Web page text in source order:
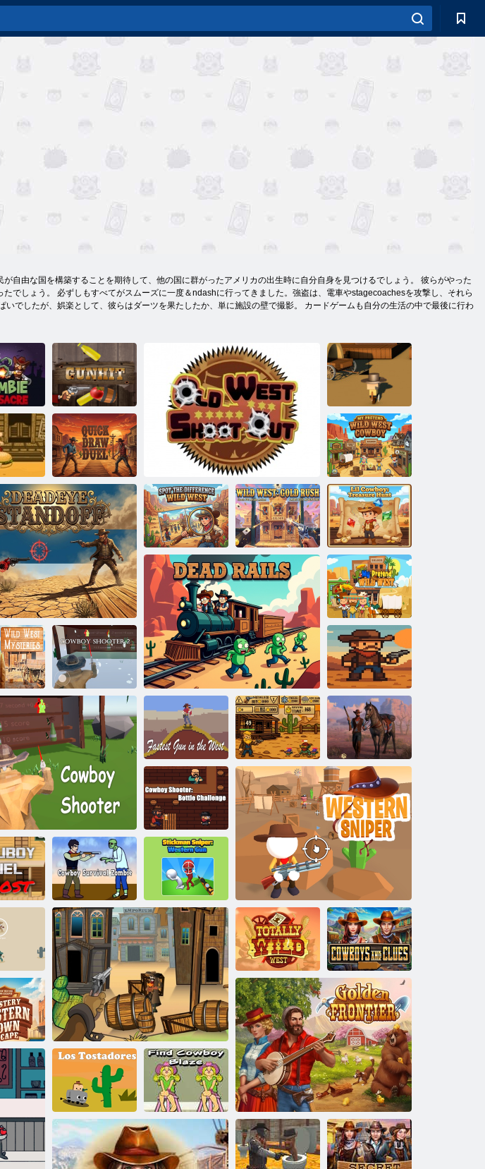
自由な国を構築することを期待して、他の国に群がったアメリカの出生時に自分自身を見つけるでしょう。 彼らがやった
でしょう。 必ずしもすべてがスムーズに一度＆ndashに行ってきました。強盗は、電車やstagecoachesを攻撃し、それら
いでしたが、娯楽として、彼らはダーツを果たしたか、単に施設の壁で撮影。 カードゲームも自分の生活の中で最後に行わ
大虐殺 ガンヒット
オールドウェスト銃撃戦
ガンズリンガ
ーデュエル
バーガ
イルド
スト
クイックドロ
ーデュエル
マイ・プリテ
ンド・ワイル
ド・ウェス
ト・カウボー
イ
デッドアイスタンドオフ
間違い探し: ワ
イルドウェス
ト
ワイルドウェ
スト: ゴールド
ラッシュ
リル・カウボ
ーイ:トレジャ
ーハント
デッドレール
マイ・プリテ
ンド・ワイル
ド・ウェスト
ドウェ
ステリ
カウボーイシ
ューター2
カウボーイ
カウボーイシューター
西部で最速の
銃
ガンスリンガ
ーの伝説
ウェストラン
ドサバイバル
カウボーイシ
ューター：ボ
トルチャレン
ジ
ウエスタンスナイパー
ーイデ
ゴース
カウボーイサ
バイバルゾン
ビ
スティックマ
ンスナイパ
ー：ウエスタ
ンガン
の一発
丸
西部の銃撃戦
完全にワイル
ドウェスト
カウボーイと
手がかり
ー ウ
タウ
ケープ
ロス・トスタ
ドーレス
カウボーイ・
ブレイズを探
せ